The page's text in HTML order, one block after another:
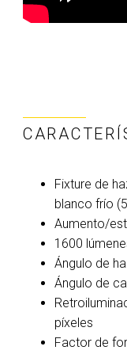
Fixture de
blanco frío
Aumento/
1600
Ángulo de
Ángulo de
píxeles
Factor de